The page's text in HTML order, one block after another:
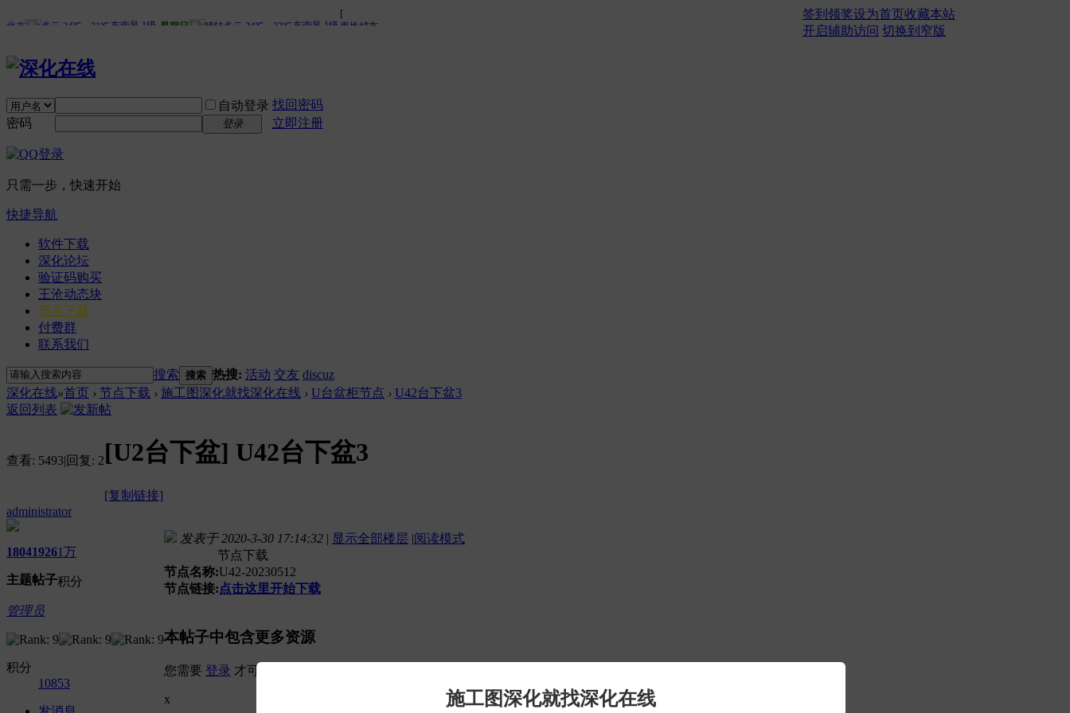
签到领奖设为首页收藏本站
开启辅助访问 切换到窄版
自动登录 找回密码
密码
登录 立即注册
只需一步，快速开始
快捷导航
软件下载
深化论坛
验证码购买
王沧动态块
节点下载
付费群
联系我们
搜索 搜索 热搜: 活动 交友 discuz
深化在线»首页 › 节点下载 › 施工图深化就找深化在线 › U台盆柜节点 › U42台下盆3
返回列表
查看: 5493| 回复: 2[U2台下盆] U42台下盆3
[复制链接]
administrator
1804
主题
1926
帖子
1万
积分
管理员
积分
10853
发表于 2020-3-30 17:14:32 | 显示全部楼层 |阅读模式
节点下载
节点名称:U42-20230512
节点链接:点击这里开始下载
本帖子中包含更多资源
您需要 登录 才可以下载或查看，没有帐号？
x 施工图深化就找深化在线